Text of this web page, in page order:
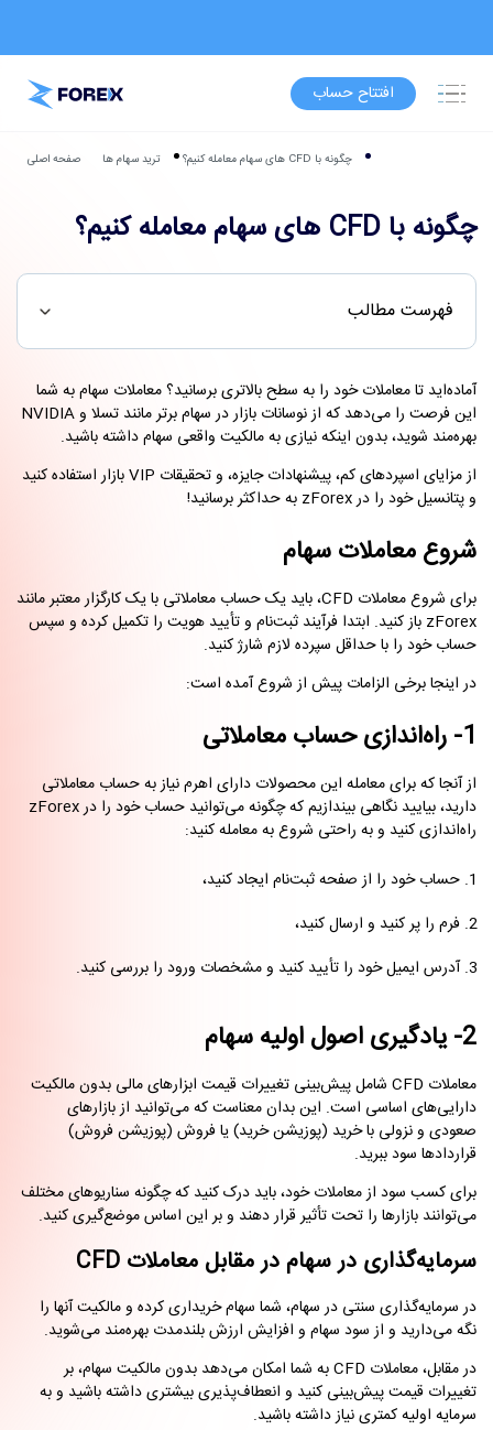
افتتاح حساب
صفحه اصلی ترید سهام ها چگونه با CFD های سهام معامله کنیم؟
چگونه با CFD های سهام معامله کنیم؟
فهرست مطالب
آماده‌اید تا معاملات خود را به سطح بالاتری برسانید؟ معاملات سهام به شما
این فرصت را می‌دهد که از نوسانات بازار در سهام برتر مانند تسلا و NVIDIA
بهره‌مند شوید، بدون اینکه نیازی به مالکیت واقعی سهام داشته باشید.
از مزایای اسپردهای کم، پیشنهادات جایزه، و تحقیقات VIP بازار استفاده کنید
و پتانسیل خود را در zForex به حداکثر برسانید!
شروع معاملات سهام
برای شروع معاملات CFD، باید یک حساب معاملاتی با یک کارگزار معتبر مانند
zForex باز کنید. ابتدا فرآیند ثبت‌نام و تأیید هویت را تکمیل کرده و سپس
حساب خود را با حداقل سپرده لازم شارژ کنید.
در اینجا برخی الزامات پیش از شروع آمده است:
1- راه‌اندازی حساب معاملاتی
از آنجا که برای معامله این محصولات دارای اهرم نیاز به حساب معاملاتی
دارید، بیایید نگاهی بیندازیم که چگونه می‌توانید حساب خود را در zForex
راه‌اندازی کنید و به راحتی شروع به معامله کنید:
حساب خود را از صفحه ثبت‌نام ایجاد کنید،
فرم را پر کنید و ارسال کنید،
آدرس ایمیل خود را تأیید کنید و مشخصات ورود را بررسی کنید.
2- یادگیری اصول اولیه سهام
معاملات CFD شامل پیش‌بینی تغییرات قیمت ابزارهای مالی بدون مالکیت
دارایی‌های اساسی است. این بدان معناست که می‌توانید از بازارهای
صعودی و نزولی با خرید (پوزیشن خرید) یا فروش (پوزیشن فروش)
قراردادها سود ببرید.
برای کسب سود از معاملات خود، باید درک کنید که چگونه سناریوهای مختلف
می‌توانند بازارها را تحت تأثیر قرار دهند و بر این اساس موضع‌گیری کنید.
سرمایه‌گذاری در سهام در مقابل معاملات CFD
در سرمایه‌گذاری سنتی در سهام، شما سهام خریداری کرده و مالکیت آنها را
نگه می‌دارید و از سود سهام و افزایش ارزش بلندمدت بهره‌مند می‌شوید.
در مقابل، معاملات CFD به شما امکان می‌دهد بدون مالکیت سهام، بر
تغییرات قیمت پیش‌بینی کنید و انعطاف‌پذیری بیشتری داشته باشید و به
سرمایه اولیه کمتری نیاز داشته باشید.